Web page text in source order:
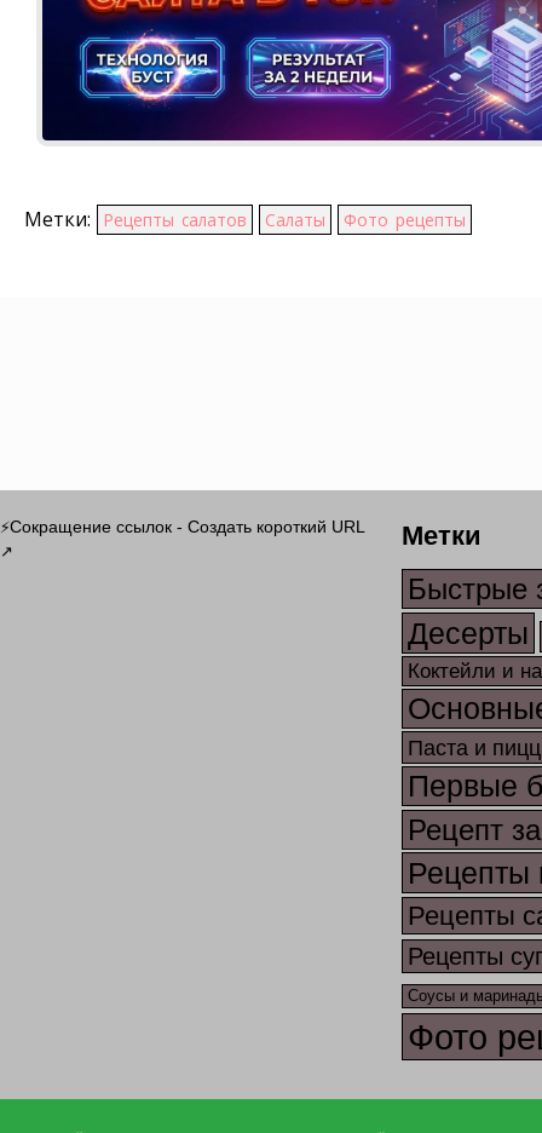
Метки: Рецепты салатов Салаты Фото рецепты
⚡Сокращение ссылок - Создать короткий URL
↗ Метки
Быстрые
Десерты
Коктейли и
Паста и
Первые
Рецепт
Рецепты
Рецепты
Рецепты
Соусы и
Фото